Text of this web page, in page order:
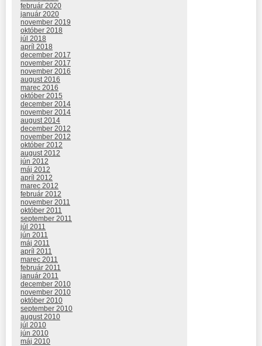
február 2020
január 2020
november 2019
október 2018
júl 2018
apríl 2018
december 2017
november 2017
november 2016
august 2016
marec 2016
október 2015
december 2014
november 2014
august 2014
december 2012
november 2012
október 2012
august 2012
jún 2012
máj 2012
apríl 2012
marec 2012
február 2012
november 2011
október 2011
september 2011
júl 2011
jún 2011
máj 2011
apríl 2011
marec 2011
február 2011
január 2011
december 2010
november 2010
október 2010
september 2010
august 2010
júl 2010
jún 2010
máj 2010